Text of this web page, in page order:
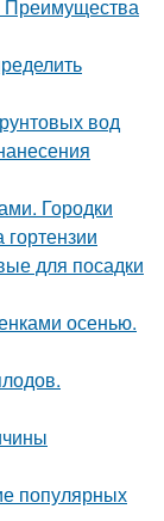
Преимущества
вод
Городки
для посадки
осенью.
популярных